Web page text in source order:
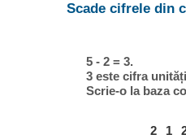
Scade cifrele din
5 - 2 = 3.
3 este cifra
Scrie-o la baza
2 1